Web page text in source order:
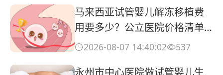
马来西亚试管婴儿解冻移植费
用要多少？公立医院价格清单
与省钱攻略
2026-08-07 14:40:02537
永州市中心医院做试管婴儿生